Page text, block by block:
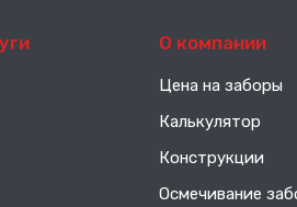
О компании
Цена на заборы
Калькулятор
Конструкции
Осмечивание